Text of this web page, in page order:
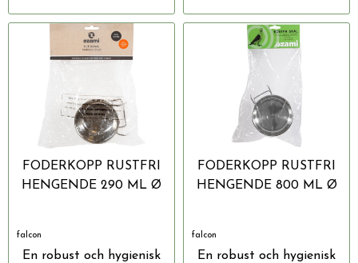
FODERKOPP RUSTFRI
HENGENDE 290 ML Ø
falcon
En robust och hygienisk
FODERKOPP RUSTFRI
HENGENDE 800 ML Ø
falcon
En robust och hygienisk